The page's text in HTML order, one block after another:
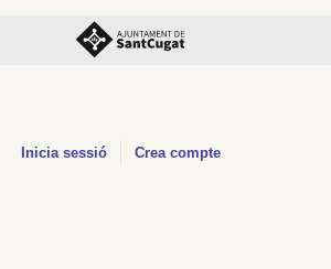
Inicia sessió Crea compte